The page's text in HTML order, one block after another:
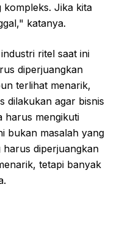
kompleks. Jika kita
katanya.
ritel saat ini
diperjuangkan
terlihat menarik,
dilakukan agar bisnis
harus mengikuti
bukan masalah yang
harus diperjuangkan
tetapi banyak